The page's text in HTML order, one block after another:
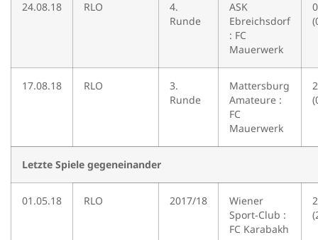
24.08.18 RLO
4.
Runde
ASK
Ebreichsdorf
: FC
Mauerwerk
17.08.18 RLO
3.
Runde
Mattersburg
Amateure :
FC
Mauerwerk
Letzte Spiele gegeneinander
01.05.18 RLO 2017/18
Wiener
Sport-Club :
FC Karabakh